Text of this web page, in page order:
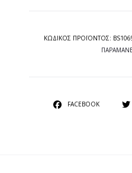
ΚΩΔΙΚΟΣ ΠΡΟΪΟΝΤΟΣ:
SHAREFACEBOOK